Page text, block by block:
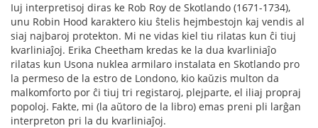
Iuj interpretisoj diras ke Rob Roy de Skotlando (1671-1734),
unu Robin Hood karaktero kiu ŝtelis hejmbestojn kaj vendis al
siaj najbaroj protekton. Mi ne vidas kiel tiu rilatas kun ĉi tiuj
kvarliniaĵoj. Erika Cheetham kredas ke la dua kvarliniaĵo
rilatas kun Usona nuklea armilaro instalata en Skotlando pro
la permeso de la estro de Londono, kio kaŭzis multon da
malkomforto por ĉi tiuj tri registaroj, plejparte, el iliaj propraj
popoloj. Fakte, mi (la aŭtoro de la libro) emas preni pli larĝan
interpreton pri la du kvarliniaĵoj.